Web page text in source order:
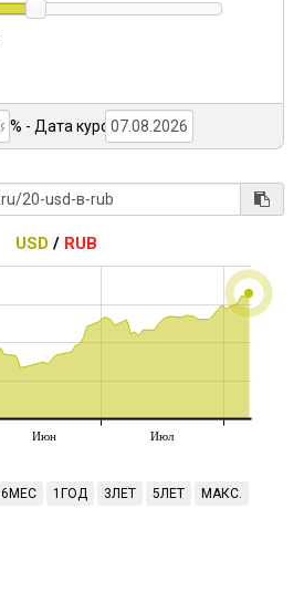
% - Дата курса:
USD / RUB
Июн Июл
6МЕС 1ГОД 3ЛЕТ 5ЛЕТ МАКС.